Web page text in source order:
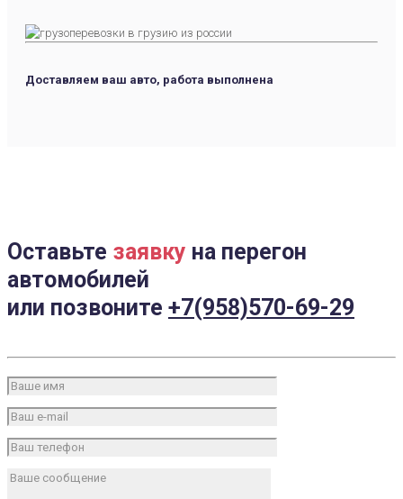
Доставляем ваш авто, работа выполнена
Оставьте заявку на перегон
автомобилей
или позвоните +7(958)570-69-29